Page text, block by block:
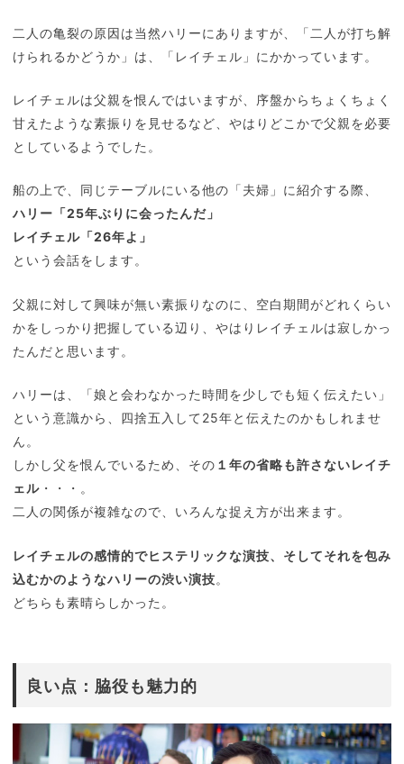
二人の亀裂の原因は当然ハリーにありますが、「二人が打ち解
けられるかどうか」は、「レイチェル」にかかっています。
レイチェルは父親を恨んではいますが、序盤からちょくちょく
甘えたような素振りを見せるなど、やはりどこかで父親を必要
としているようでした。
船の上で、同じテーブルにいる他の「夫婦」に紹介する際、
ハリー「25年ぶりに会ったんだ」
レイチェル「26年よ」
という会話をします。
父親に対して興味が無い素振りなのに、空白期間がどれくらい
かをしっかり把握している辺り、やはりレイチェルは寂しかっ
たんだと思います。
ハリーは、「娘と会わなかった時間を少しでも短く伝えたい」
という意識から、四捨五入して25年と伝えたのかもしれませ
ん。
しかし父を恨んでいるため、その １年の省略も許さないレイチ
ェル ・・・。
二人の関係が複雑なので、いろんな捉え方が出来ます。
レイチェルの感情的でヒステリックな演技、そしてそれを包み
込むかのようなハリーの渋い演技。
どちらも素晴らしかった。
良い点：脇役も魅力的